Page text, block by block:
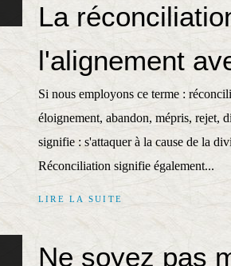
La
l'alignement
Si nous employons ce terme :
éloignement, abandon, mépris, rejet,
signifie : s'attaquer à la cause de la
Réconciliation signifie également...
LIRE LA SUITE
Ne soyez pas